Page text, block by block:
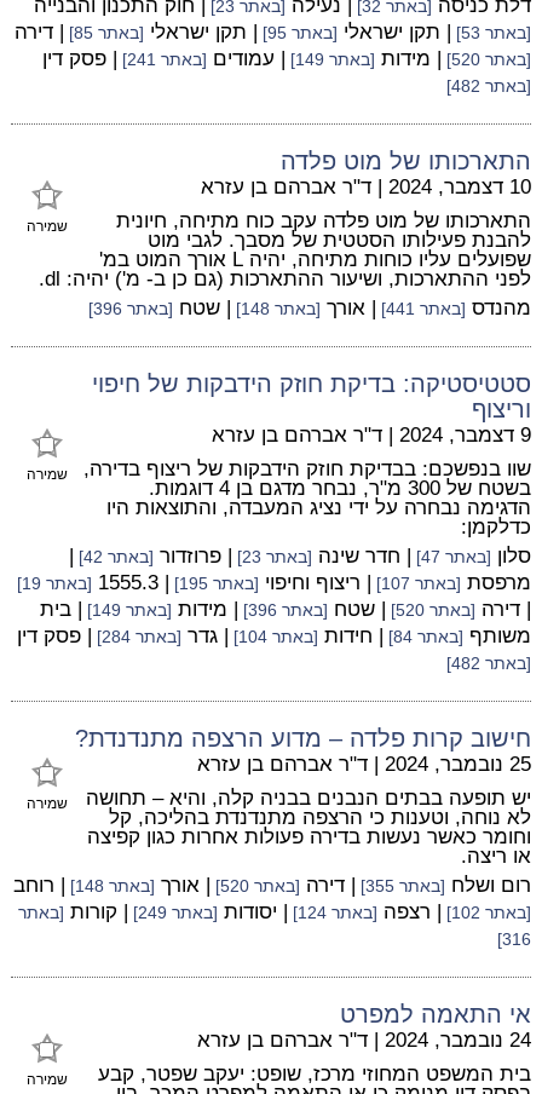
דלת כניסה [באתר 32] | נעילה [באתר 23] | חוק התכנון והבנייה
[באתר 53] | תקן ישראלי [באתר 95] | תקן ישראלי [באתר 85] | דירה
[באתר 520] | מידות [באתר 149] | עמודים [באתר 241] | פסק דין
[באתר 482]
התארכותו של מוט פלדה
שמירה
10 דצמבר, 2024 | ד"ר אברהם בן עזרא
התארכותו של מוט פלדה עקב כוח מתיחה, חיונית
להבנת פעילותו הסטטית של מסבך. לגבי מוט
שפועלים עליו כוחות מתיחה, יהיה L אורך המוט במ'
לפני ההתארכות, ושיעור ההתארכות (גם כן ב- מ') יהיה: dl.
מהנדס [באתר 441] | אורך [באתר 148] | שטח [באתר 396]
סטטיסטיקה: בדיקת חוזק הידבקות של חיפוי
וריצוף
שמירה
9 דצמבר, 2024 | ד"ר אברהם בן עזרא
שוו בנפשכם: בבדיקת חוזק הידבקות של ריצוף בדירה,
בשטח של 300 מ"ר, נבחר מדגם בן 4 דוגמות.
הדגימה נבחרה על ידי נציג המעבדה, והתוצאות היו
כדלקמן:
סלון [באתר 47] | חדר שינה [באתר 23] | פרוזדור [באתר 42]
|
מרפסת [באתר 107] | ריצוף וחיפוי [באתר 195] | 1555.3 [באתר 19]
| דירה [באתר 520] | שטח [באתר 396] | מידות [באתר 149]
| בית
משותף [באתר 84] | חידות [באתר 104] | גדר [באתר 284] | פסק דין
[באתר 482]
חישוב קרות פלדה – מדוע הרצפה מתנדנדת?
שמירה
25 נובמבר, 2024 | ד"ר אברהם בן עזרא
יש תופעה בבתים הנבנים בבניה קלה, והיא – תחושה
לא נוחה, וטענות כי הרצפה מתנדנדת בהליכה, קל
וחומר כאשר נעשות בדירה פעולות אחרות כגון קפיצה
או ריצה.
רום ושלח [באתר 355] | דירה [באתר 520] | אורך [באתר 148] | רוחב
[באתר 102] | רצפה [באתר 124] | יסודות [באתר 249] | קורות [באתר
316]
אי התאמה למפרט
שמירה
24 נובמבר, 2024 | ד"ר אברהם בן עזרא
בית המשפט המחוזי מרכז, שופט: יעקב שפטר, קבע